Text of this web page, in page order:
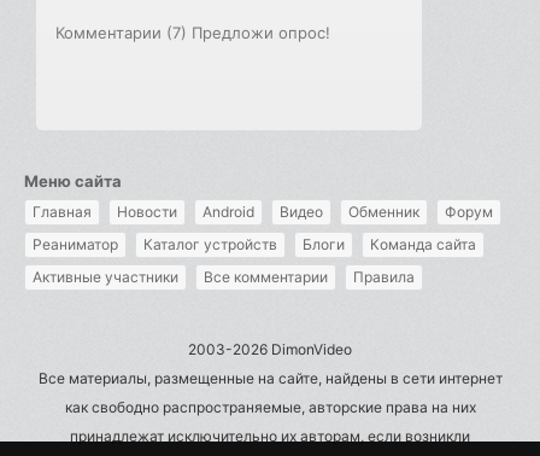
Комментарии (7) Предложи опрос!
Меню сайта
Главная Новости Android Видео Обменник
Форум
Реаниматор
Каталог устройств Блоги
Команда сайта
Активные участники
Все комментарии Правила
2003-2026 DimonVideo
Все материалы, размещенные на сайте, найдены в сети интернет
как свободно распространяемые, авторские права на них
принадлежат исключительно их авторам, если возникли